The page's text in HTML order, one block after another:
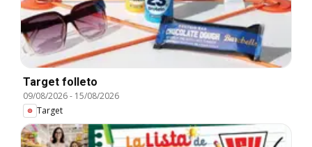
Target folleto
09/08/2026- 15/08/2026
Target